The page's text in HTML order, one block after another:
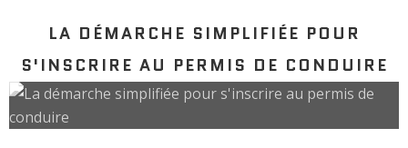
LA DÉMARCHE SIMPLIFIÉE POUR
S'INSCRIRE AU PERMIS DE CONDUIRE